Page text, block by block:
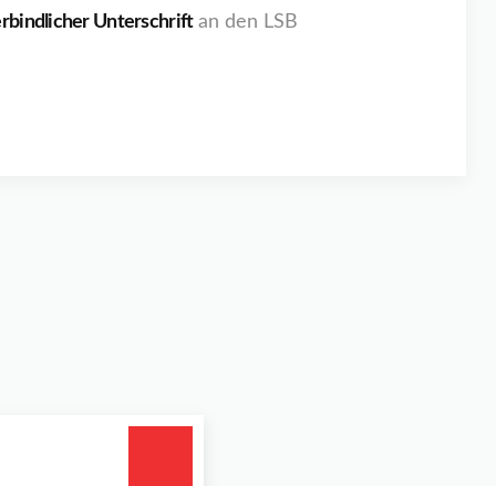
Unterschriftan den LSB